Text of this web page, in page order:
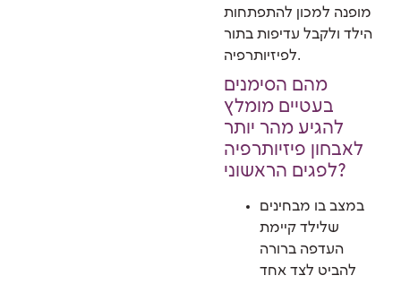
מופנה למכון להתפתחות
הילד ולקבל עדיפות בתור
לפיזיותרפיה.
מהם הסימנים
בעטיים מומלץ
להגיע מהר יותר
לאבחון פיזיותרפיה
לפגים הראשוני?
במצב בו מבחינים
שלילד קיימת
העדפה ברורה
להביט לצד אחד